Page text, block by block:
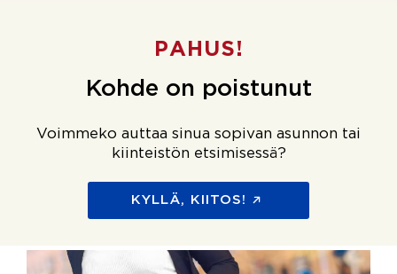
PAHUS!
Kohde on poistunut
Voimmeko auttaa sinua sopivan asunnon tai
kiinteistön etsimisessä?
KYLLÄ, KIITOS!